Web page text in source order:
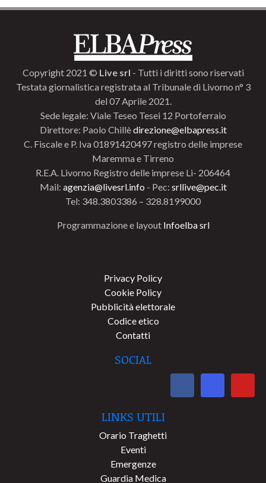
Copyright 2021 © Live srl - Tutti i diritti sono riservati
Testata giornalistica registrata al Tribunale di Livorno n° 3
del 07 Aprile 2021.
Sede legale: Viale Teseo Tesei 12 Portoferraio
Direttore: Paolo Chillèdirezione@elbapress.it
C. Fiscale e P. Iva 01891420497 registro delle imprese
Maremma e Tirreno
R.E.A. Livorno Registro delle imprese Li- 206464
Mail: agenzia@livesrl.info - Pec: srllive@pec.it
Tel: 348.3803386 – 328.8199000
Programmazione e layout Infoelba srl
Privacy Policy
Cookie Policy
Pubblicità elettorale
Codice etico
Contatti
SOCIAL
LINKS UTILI
Orario Traghetti
Eventi
Emergenze
Guardia Medica